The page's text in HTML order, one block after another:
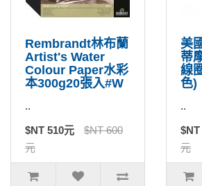
Rembrandt林布蘭
Artist's Water
Colour Paper水彩
本300g20張入#W
..
$NT 510元
$NT 600
元
美
蒂
線
色)
..
$NT
元